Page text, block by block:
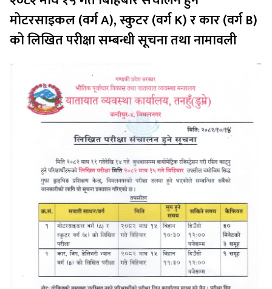
मोटरसाइकल (वर्ग A), स्कुटर (वर्ग K) र कार (वर्ग B)
को लिखित परीक्षा सम्बन्धी सूचना तथा नामावली